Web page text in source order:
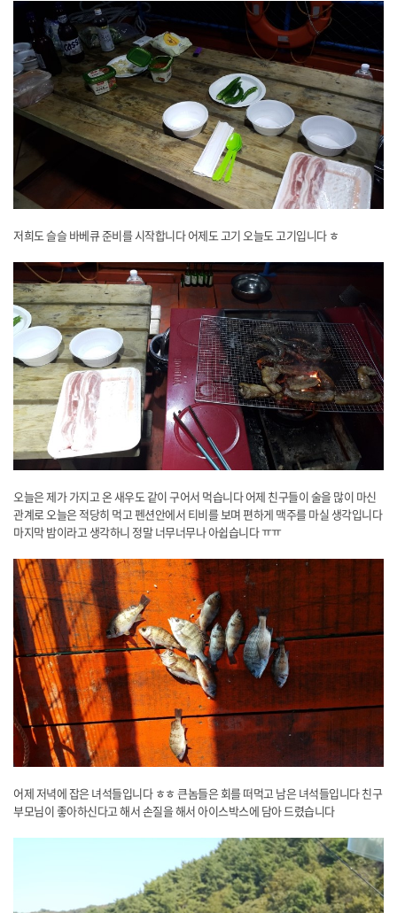
저희도 슬슬 바베큐 준비를 시작합니다 어제도 고기 오늘도 고기입니다 ㅎ
오늘은 제가 가지고 온 새우도 같이 구어서 먹습니다 어제 친구들이 술을 많이 마신
관계로 오늘은 적당히 먹고 펜션안에서 티비를 보며 편하게 맥주를 마실 생각입니다
마지막 밤이라고 생각하니 정말 너무너무나 아쉽습니다 ㅠㅠ
​어제 저녁에 잡은 녀석들입니다 ㅎㅎ 큰놈들은 회를 떠먹고 남은 녀석들입니다 친구
부모님이 좋아하신다고 해서 손질을 해서 아이스박스에 담아 드렸습니다